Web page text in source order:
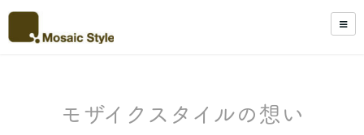
モザイクスタイルの想い